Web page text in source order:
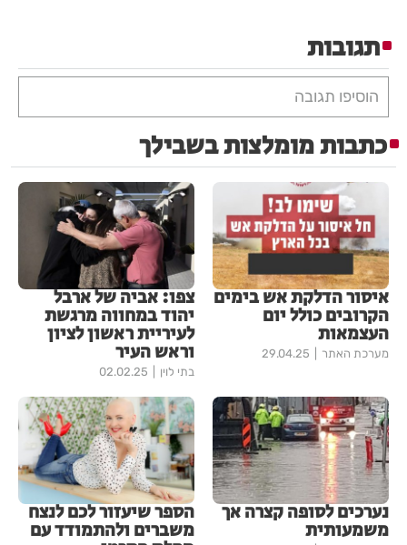
תגובות
הוסיפו תגובה
כתבות מומלצות בשבילך
איסור הדלקת אש בימים
הקרובים כולל יום
העצמאות
מערכת האתר 29.04.25
צפו: אביה של ארבל
יהוד במחווה מרגשת
לעיריית ראשון לציון
וראש העיר
בתי לוין 02.02.25
נערכים לסופה קצרה אך
משמעותית
הספר שיעזור לכם לנצח
משברים ולהתמודד עם